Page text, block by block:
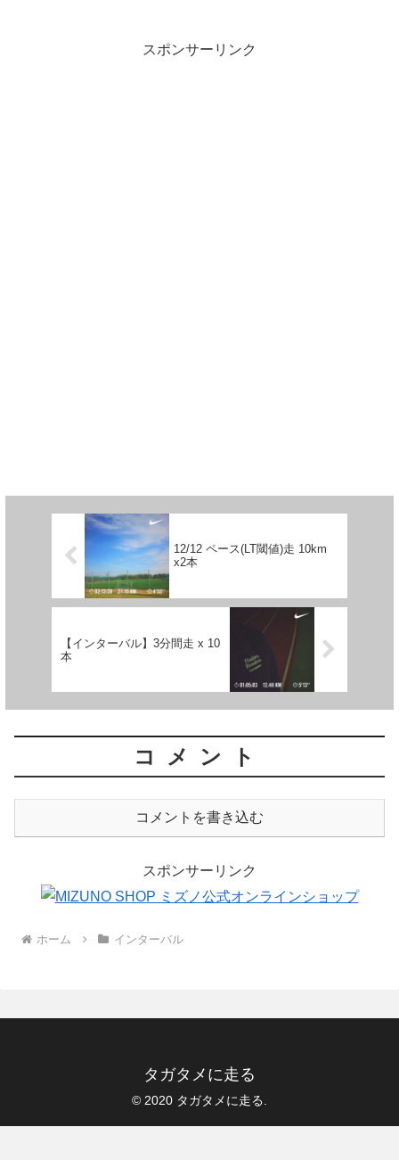
しよう。公園着いてからは筋ト
てしまったので...
スポンサーリンク
12/12 ペース(LT閾値)走 10km
x2本
【インターバル】3分間走 x 10
本
コメント
コメントを書き込む
スポンサーリンク
ホーム インターバル
タガタメに走る
© 2020 タガタメに走る.